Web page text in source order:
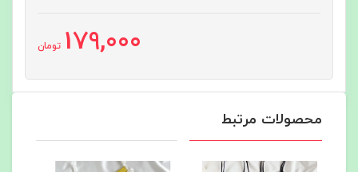
179,000 تومان
محصولات مرتبط